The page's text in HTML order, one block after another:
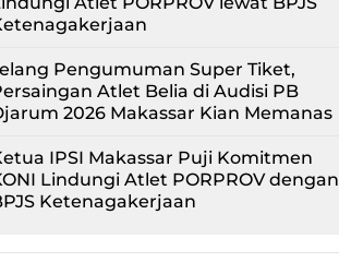
Pengumuman Super Tiket,
Atlet Belia di Audisi PB
2026 Makassar Kian Memanas
IPSI Makassar Puji Komitmen
Lindungi Atlet PORPROV dengan
Ketenagakerjaan